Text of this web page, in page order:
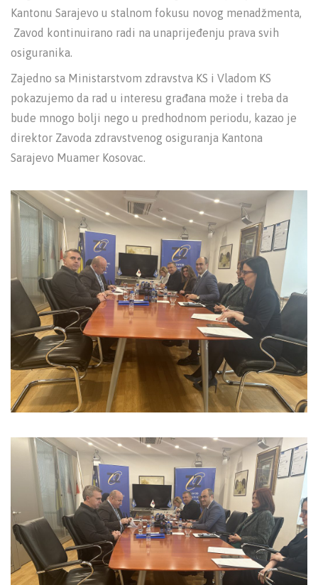
Kantonu Sarajevo u stalnom fokusu novog menadžmenta,
Zavod kontinuirano radi na unaprijeđenju prava svih
osiguranika.
Zajedno sa Ministarstvom zdravstva KS i Vladom KS
pokazujemo da rad u interesu građana može i treba da
bude mnogo bolji nego u predhodnom periodu, kazao je
direktor Zavoda zdravstvenog osiguranja Kantona
Sarajevo Muamer Kosovac.